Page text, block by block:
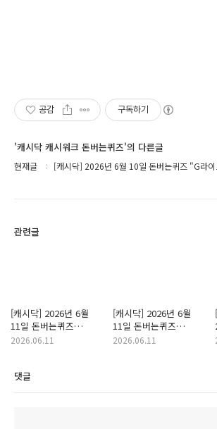
공감 구독하기
'캐시닥 캐시워크 돈버는퀴즈'의 다른글
현재글 [캐시닥] 2026년 6월 10일 돈버는퀴즈 "G라
관련글
[캐시닥] 2026년 6월
11일 돈버는퀴즈
"생존왕" 정답
2026.06.11
[캐시닥] 2026년 6월
11일 돈버는퀴즈
"타임스프레드" 정답
2026.06.11
댓글